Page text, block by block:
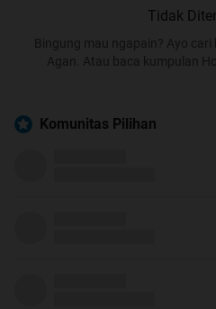
Tidak
Bingung mau ngapain? Ayo
Agan. Atau baca kumpulan
Komunitas Pilihan